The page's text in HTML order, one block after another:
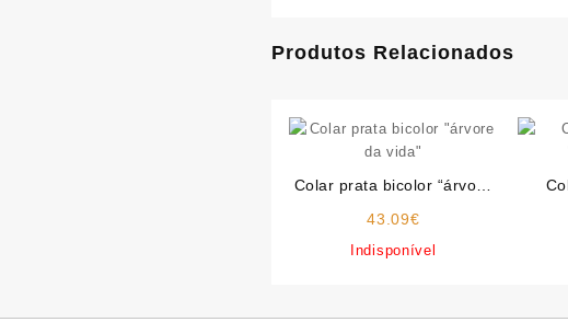
Produtos Relacionados
Colar prata bicolor “árvore
43.09€
Indisponível